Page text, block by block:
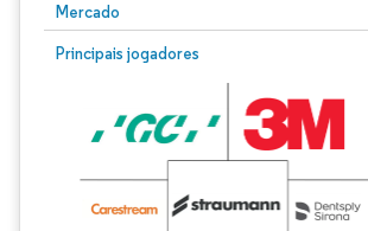
Mercado
Principais jogadores
Imagem © Mordor Intelligence. O reuso requer